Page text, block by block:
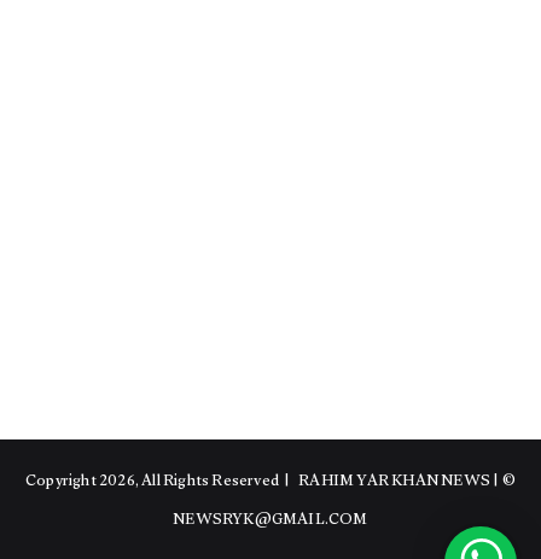
© Copyright 2026, All Rights Reserved |
RAHIM YAR KHAN NEWS|
NEWSRYK@GMAIL.COM